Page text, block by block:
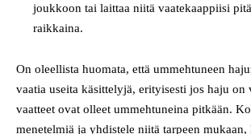
joukkoon tai laittaa niitä vaatekaappiisi
raikkaina.
On oleellista huomata, että ummehtuneen
vaatia useita käsittelyjä, erityisesti jos haju on
vaatteet ovat olleet ummehtuneina pitkään.
menetelmiä ja yhdistele niitä tarpeen mukaan,